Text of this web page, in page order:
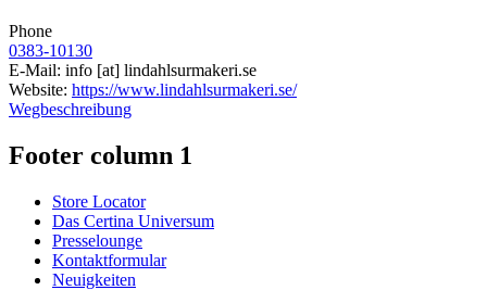
Phone
0383-10130
E-Mail: info [at] lindahlsurmakeri.se
Website: https://www.lindahlsurmakeri.se/
Wegbeschreibung
Footer column 1
Store Locator
Das Certina Universum
Presselounge
Kontaktformular
Neuigkeiten